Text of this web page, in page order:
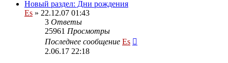
Новый раздел: Дни рождения
Es » 22.12.07 01:43
3 Ответы
25961 Просмотры
Последнее сообщение Es
2.06.17 22:18